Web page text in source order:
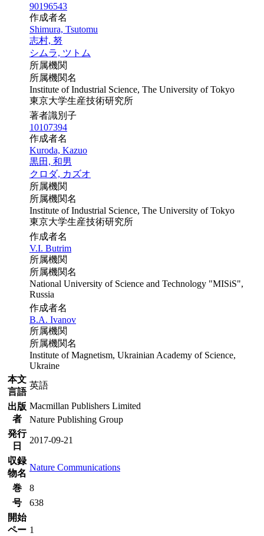
90196543
作成者名
Shimura, Tsutomu
志村, 努
シムラ, ツトム
所属機関
所属機関名
Institute of Industrial Science, The University of Tokyo
東京大学生産技術研究所
著者識別子
10107394
作成者名
Kuroda, Kazuo
黒田, 和男
クロダ, カズオ
所属機関
所属機関名
Institute of Industrial Science, The University of Tokyo
東京大学生産技術研究所
作成者名
V.I. Butrim
所属機関
所属機関名
National University of Science and Technology "MISiS",
Russia
作成者名
B.A. Ivanov
所属機関
所属機関名
Institute of Magnetism, Ukrainian Academy of Science,
Ukraine
本文
言語
英語
出版
者
Macmillan Publishers Limited
Nature Publishing Group
発行
日
2017-09-21
収録
物名
Nature Communications
巻
8
号
638
開始
ペー 1